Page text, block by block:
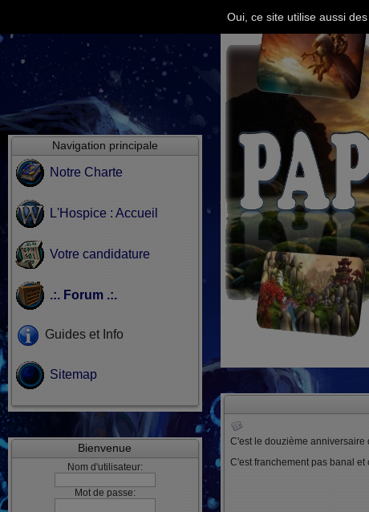
Navigation principale
Notre Charte
L'Hospice : Accueil
Votre candidature
.:. Forum .:.
Guides et Info
Sitemap
Bienvenue
Nom d'utilisateur:
Mot de passe:
C'est le douzième anniversaire
C'est franchement pas banal
Oui, ce site utilise aussi